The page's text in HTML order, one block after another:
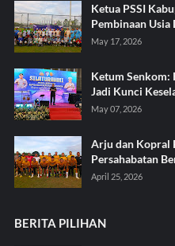
Ketua PSSI
Pembinaan
May 17, 2026
Ketum
Jadi Kunci
May 07, 2026
Arju dan Kopral
Persahabatan
April 25, 2026
BERITA PILIHAN